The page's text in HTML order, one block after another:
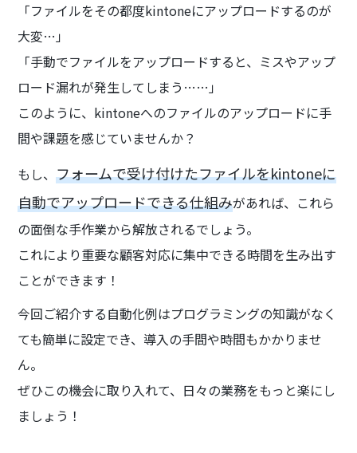
「ファイルをその都度kintoneにアップロードするのが
大変…」
「手動でファイルをアップロードすると、ミスやアップ
ロード漏れが発生してしまう……」
このように、kintoneへのファイルのアップロードに手
間や課題を感じていませんか？
もし、フォームで受け付けたファイルをkintoneに
自動でアップロードできる仕組みがあれば、これら
の面倒な手作業から解放されるでしょう。
これにより重要な顧客対応に集中できる時間を生み出す
ことができます！
今回ご紹介する自動化例はプログラミングの知識がなく
ても簡単に設定でき、導入の手間や時間もかかりませ
ん。
ぜひこの機会に取り入れて、日々の業務をもっと楽にし
ましょう！